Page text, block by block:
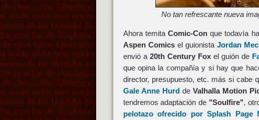
No tan refrescante nueva
Ahora temita Comic-Con que todavía
Aspen Comicsel guionistaJordan
envió a 20th Century Foxel guión de
que opina la compañía y si hay que
director, presupuesto, etc. más si cabe
Gale Anne Hurdde Valhalla Motion
tendremos adaptación de "Soulfire",
pelotazo ofrecido por Splash Page